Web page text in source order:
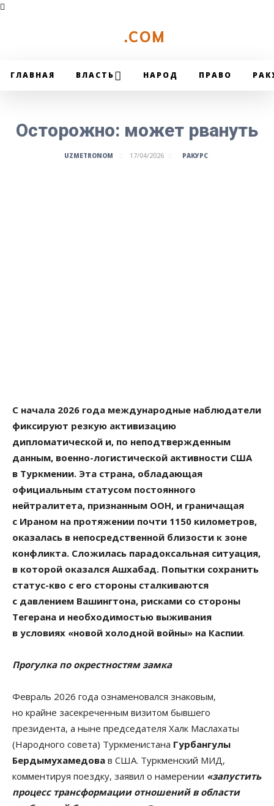
.COM
ГЛАВНАЯ ВЛАСТЬ НАРОД ПРАВО
Осторожно: может рвануть
UZMETRONOM 17/04/2026 РАКУРС
С начала 2026 года международные наблюдатели
фиксируют резкую активизацию
дипломатической и, по неподтвержденным
данным, военно-логистической активности США
в Туркмении. Эта страна, обладающая
официальным статусом постоянного
нейтралитета, признанным ООН, и граничащая
с Ираном на протяжении почти 1150 километров,
оказалась в непосредственной близости к зоне
конфликта. Сложилась парадоксальная ситуация,
в которой оказался Ашхабад. Попытки сохранить
статус-кво с его стороны сталкиваются
с давлением Вашингтона, рисками со стороны
Тегерана и необходимостью выживания
в условиях «новой холодной войны» на Каспии.
Прогулка по окрестностям замка
Февраль 2026 года ознаменовался знаковым,
но крайне засекреченным визитом бывшего
президента, а ныне председателя Халк Маслахаты
(Народного совета) Туркменистана Гурбангулы
Бердымухамедова в США. Туркменский МИД,
комментируя поездку, заявил о намерении «запустить
процесс трансформации отношений в области